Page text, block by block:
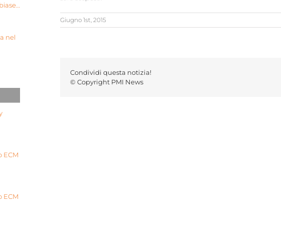
Giugno 1st, 2015
Condividi questa notizia!
© Copyright PMI News
nel
ECM
ECM